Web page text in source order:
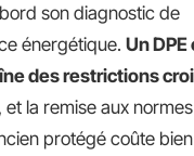
son diagnostic de
énergétique. Un DPE
des restrictions
, et la remise aux
protégé coûte